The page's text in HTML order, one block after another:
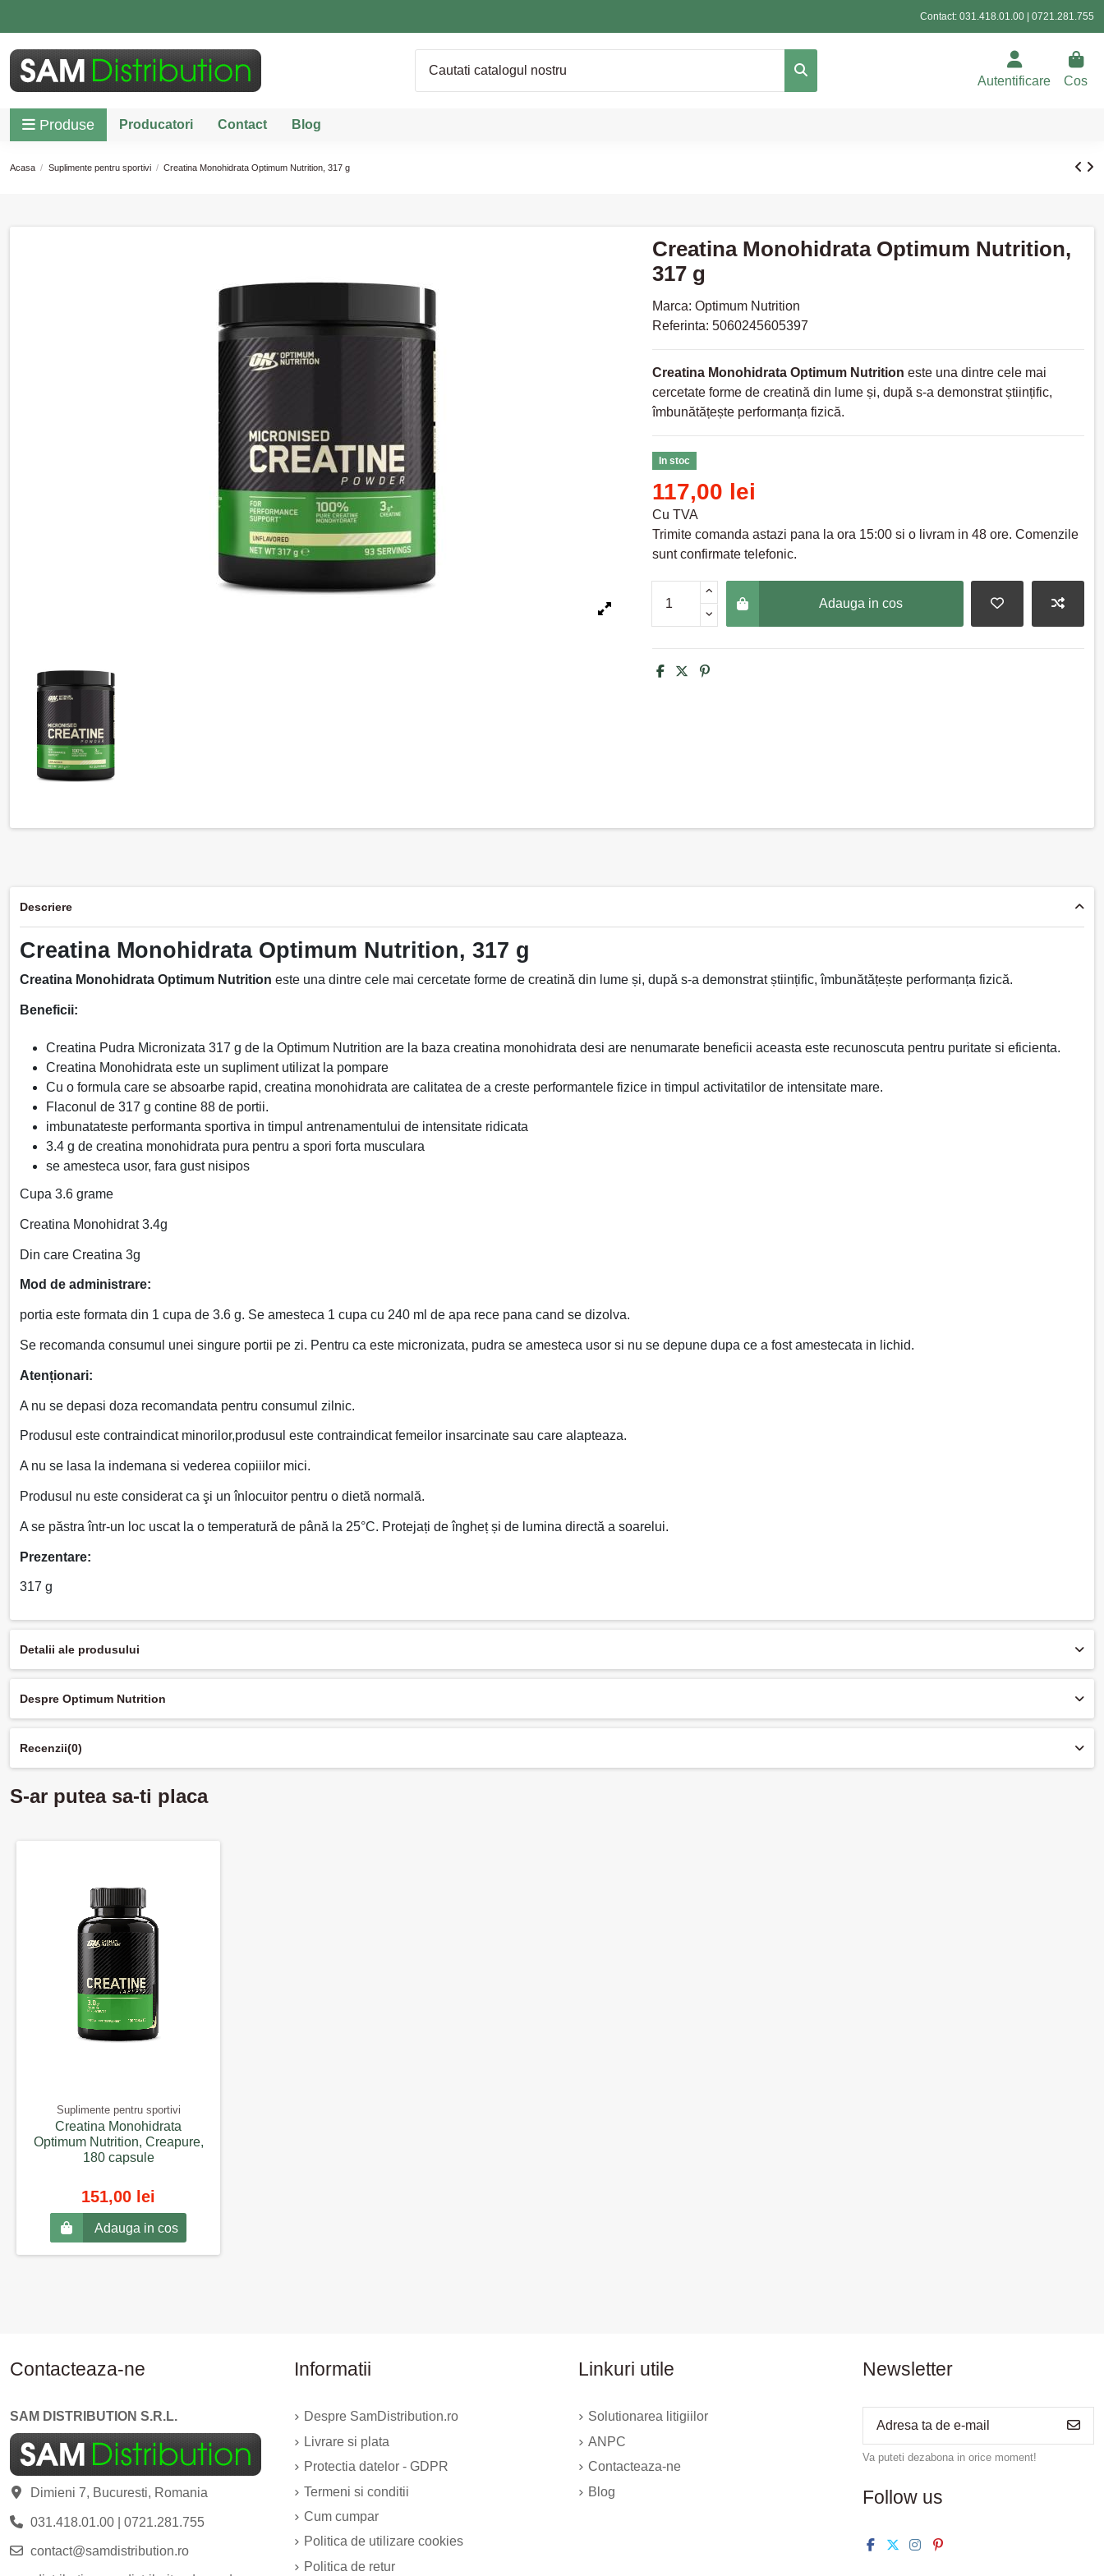
Contact: 031.418.01.00 0721.281.755
Autentificare Cos
Produse Producatori Contact Blog
Acasa Suplimente pentru sportivi Creatina Monohidrata Optimum Nutrition, 317 g
Creatina Monohidrata Optimum Nutrition,
317 g
Marca: Optimum Nutrition
Referinta: 5060245605397
Creatina Monohidrata Optimum Nutrition este una dintre cele mai
cercetate forme de creatină din lume și, după s-a demonstrat științific,
îmbunătățește performanța fizică.
In stoc
117,00 lei
Cu TVA
Trimite comanda astazi pana la ora 15:00 si o livram in 48 ore. Comenzile
sunt confirmate telefonic.
Adauga in cos
Descriere
Creatina Monohidrata Optimum Nutrition, 317 g
Creatina Monohidrata Optimum Nutrition este una dintre cele mai cercetate forme de creatină din lume și, după s-a demonstrat științific, îmbunătățește performanța fizică.
Beneficii:
Creatina Pudra Micronizata 317 g de la Optimum Nutrition are la baza creatina monohidrata desi are nenumarate beneficii aceasta este recunoscuta pentru puritate si eficienta.
Creatina Monohidrata este un supliment utilizat la pompare
Cu o formula care se absoarbe rapid, creatina monohidrata are calitatea de a creste performantele fizice in timpul activitatilor de intensitate mare.
Flaconul de 317 g contine 88 de portii.
imbunatateste performanta sportiva in timpul antrenamentului de intensitate ridicata
3.4 g de creatina monohidrata pura pentru a spori forta musculara
se amesteca usor, fara gust nisipos
Cupa 3.6 grame
Creatina Monohidrat 3.4g
Din care Creatina 3g
Mod de administrare:
portia este formata din 1 cupa de 3.6 g. Se amesteca 1 cupa cu 240 ml de apa rece pana cand se dizolva.
Se recomanda consumul unei singure portii pe zi. Pentru ca este micronizata, pudra se amesteca usor si nu se depune dupa ce a fost amestecata in lichid.
Atenționari:
A nu se depasi doza recomandata pentru consumul zilnic.
Produsul este contraindicat minorilor,produsul este contraindicat femeilor insarcinate sau care alapteaza.
A nu se lasa la indemana si vederea copiiilor mici.
Produsul nu este considerat ca şi un înlocuitor pentru o dietă normală.
A se păstra într-un loc uscat la o temperatură de până la 25°C. Protejați de îngheț și de lumina directă a soarelui.
Prezentare:
317 g
Detalii ale produsului
Despre Optimum Nutrition
Recenzii(0)
S-ar putea sa-ti placa
Suplimente pentru sportivi
Creatina Monohidrata
Optimum Nutrition, Creapure,
180 capsule
151,00 lei
Adauga in cos
Contacteaza-ne
SAM DISTRIBUTION S.R.L.
Dimieni 7, Bucuresti, Romania
031.418.01.00| 0721.281.755
contact@samdistribution.ro
Informatii
Despre SamDistribution.ro
Livrare si plata
Protectia datelor - GDPR
Termeni si conditii
Cum cumpar
Politica de utilizare cookies
Politica de retur
Linkuri utile
Solutionarea litigiilor
ANPC
Contacteaza-ne
Blog
Newsletter
Va puteti dezabona in orice moment!
Follow us